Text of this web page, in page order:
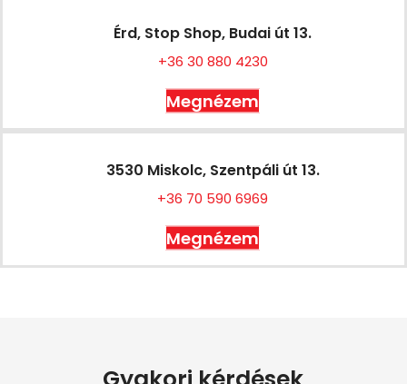
Érd, Stop Shop, Budai út 13.
+36 30 880 4230
Megnézem
3530 Miskolc, Szentpáli út 13.
+36 70 590 6969
Megnézem